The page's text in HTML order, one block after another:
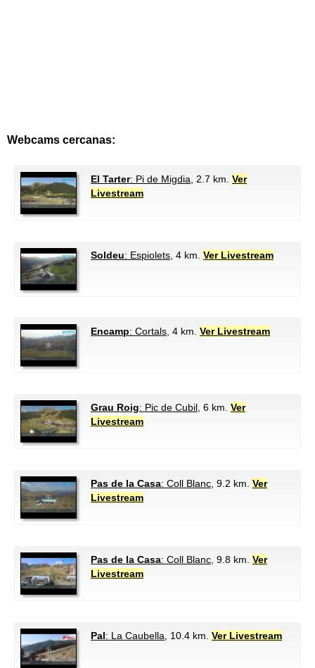
Webcams cercanas:
El Tarter: Pi de Migdia , 2.7 km. Ver
Livestream
Soldeu: Espiolets , 4 km. Ver Livestream
Encamp: Cortals , 4 km. Ver Livestream
Grau Roig: Pic de Cubil , 6 km. Ver
Livestream
Pas de la Casa: Coll Blanc , 9.2 km. Ver
Livestream
Pas de la Casa: Coll Blanc , 9.8 km. Ver
Livestream
Pal: La Caubella , 10.4 km. Ver Livestream